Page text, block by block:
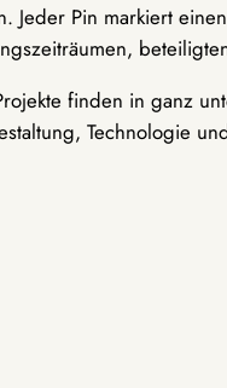
Pin markiert
finden in ganz
Technologie